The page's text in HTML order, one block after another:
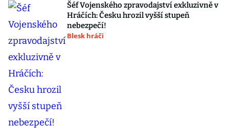
Šéf Vojenského zpravodajství exkluzivně v
Hráčích: Česku hrozil vyšší stupeň
nebezpečí!
Blesk hráči